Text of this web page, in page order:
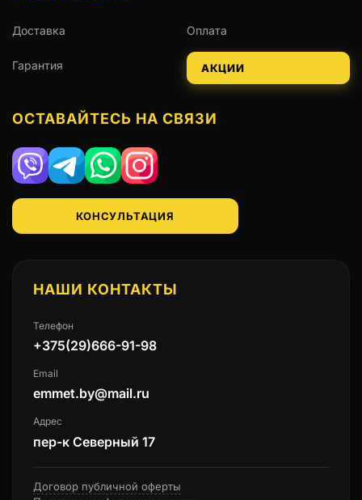
Доставка Оплата
Гарантия АКЦИИ
ОСТАВАЙТЕСЬ НА СВЯЗИ
Viber TelegramWhatsAppInstagram
КОНСУЛЬТАЦИЯ
НАШИ КОНТАКТЫ
Телефон
+375(29)666-91-98
Email
emmet.by@mail.ru
Адрес
пер-к Северный 17
Договор публичной оферты